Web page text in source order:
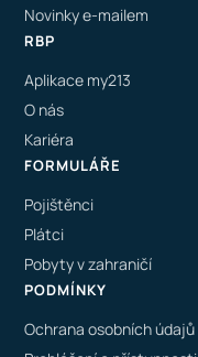
Novinky e-mailem
RBP
Aplikace my213
O nás
Kariéra
FORMULÁŘE
Pojištěnci
Plátci
Pobyty v zahraničí
PODMÍNKY
Ochrana osobních údajů